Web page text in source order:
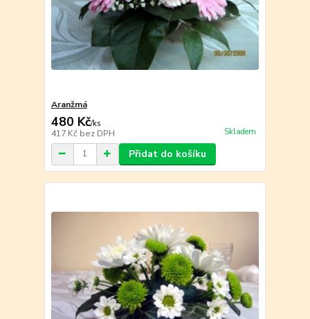
Aranžmá
480 Kč/ks
417 Kč bez DPH Skladem
Přidat do košíku